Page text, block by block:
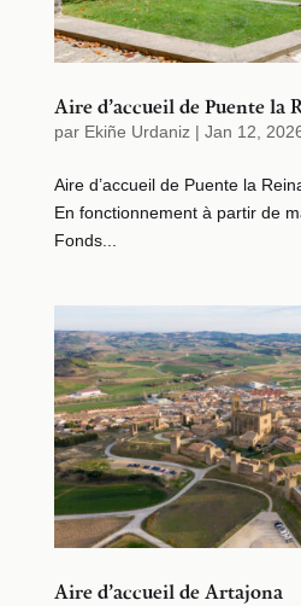
Aire d’accueil de Puente la
par Ekiñe Urdaniz| Jan 12,
Aire d’accueil de Puente la
En fonctionnement à partir de
Fonds...
Aire d’accueil de Artajona